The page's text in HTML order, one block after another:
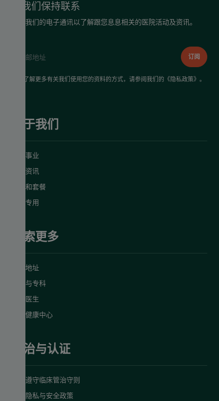
与我们保持联系
接收我们的电子通讯以了解跟您息息相关的医院活动及资讯。
如需了解更多有关我们使用您的资料的方式，请参阅我们的《隐私政策》。
关于我们
慈善事业
明德资讯
促销和套餐
员工专用
探索更多
诊所地址
服务与专科
预约医生
明德健康中心
管治与认证
严格遵守临床管治守则
数据隐私与安全政策